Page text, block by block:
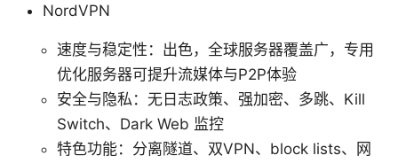
NordVPN
速度与稳定性：出色，全球服务器覆盖广，专用
优化服务器可提升流媒体与P2P体验
安全与隐私：无日志政策、强加密、多跳、Kill
Switch、Dark Web 监控
特色功能：分离隧道、双VPN、block lists、网